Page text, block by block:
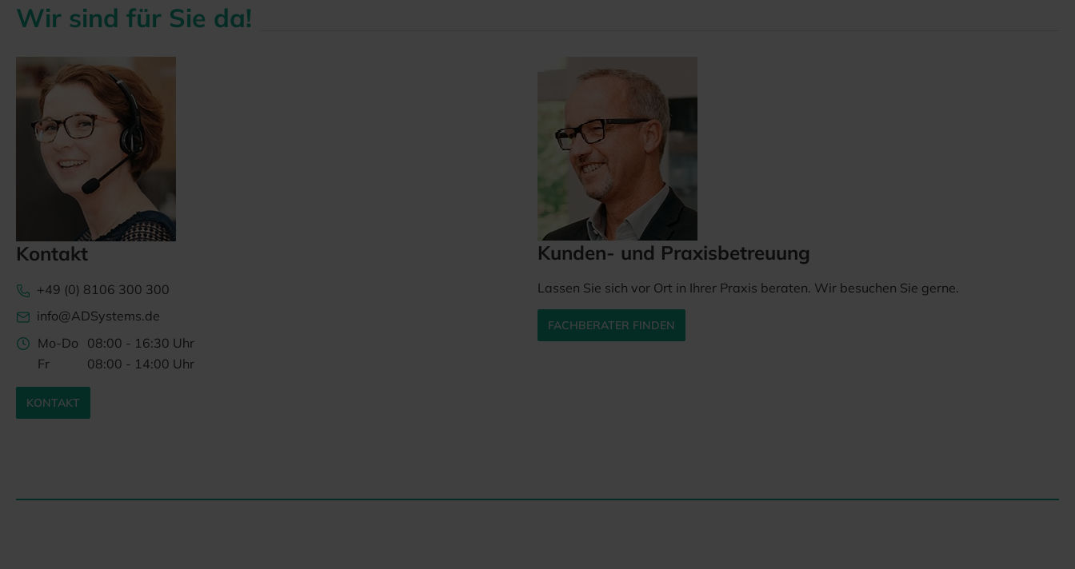
Wir sind für Sie da!
Kontakt
+49 (0) 8106 300 300
info@ADSystems.de
Mo-Do
08:00 - 16:30 Uhr
Fr
08:00 - 14:00 Uhr
KONTAKT
Kunden- und Praxisbetreuung
Lassen Sie sich vor Ort in Ihrer Praxis beraten. Wir besuchen Sie gerne.
FACHBERATER FINDEN